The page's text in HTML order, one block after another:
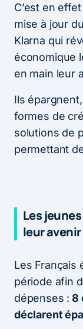
C’est en
mise à jour du
Klarna qui
économique
en main leur
Ils
formes de
solutions de
permettant
Les
leur
Les Français
période afin
dépenses : 8
déclarent